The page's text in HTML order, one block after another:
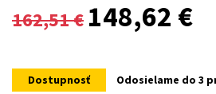
162,51€
Original
was:
148,62 €
is:
Dostupnosť Odosielame do 3